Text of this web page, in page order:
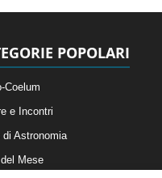
POPOLARI
Coelum
e Incontri
di Astronomia
Mese